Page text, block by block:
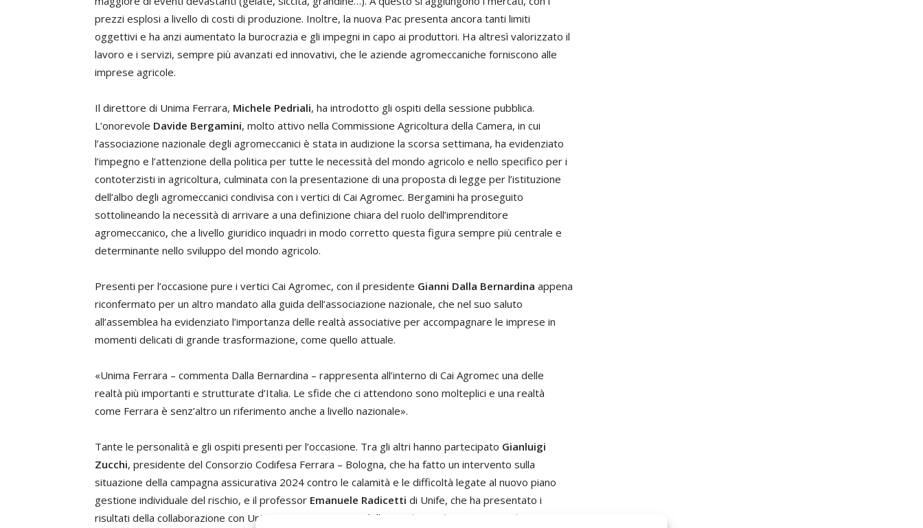
prezzi esplosi a livello di costi di produzione. Inoltre, la nuova Pac presenta ancora tanti limiti
oggettivi e ha anzi aumentato la burocrazia e gli impegni in capo ai produttori. Ha altresì valorizzato il
lavoro e i servizi, sempre più avanzati ed innovativi, che le aziende agromeccaniche forniscono alle
imprese agricole.
Il direttore di Unima Ferrara, Michele Pedriali, ha introdotto gli ospiti della sessione pubblica.
L’onorevole Davide Bergamini, molto attivo nella Commissione Agricoltura della Camera, in cui
l’associazione nazionale degli agromeccanici è stata in audizione la scorsa settimana, ha evidenziato
l’impegno e l’attenzione della politica per tutte le necessità del mondo agricolo e nello specifico per i
contoterzisti in agricoltura, culminata con la presentazione di una proposta di legge per l’istituzione
dell’albo degli agromeccanici condivisa con i vertici di Cai Agromec. Bergamini ha proseguito
sottolineando la necessità di arrivare a una definizione chiara del ruolo dell’imprenditore
agromeccanico, che a livello giuridico inquadri in modo corretto questa figura sempre più centrale e
determinante nello sviluppo del mondo agricolo.
Presenti per l’occasione pure i vertici Cai Agromec, con il presidente Gianni Dalla Bernardina appena
riconfermato per un altro mandato alla guida dell’associazione nazionale, che nel suo saluto
all’assemblea ha evidenziato l’importanza delle realtà associative per accompagnare le imprese in
momenti delicati di grande trasformazione, come quello attuale.
«Unima Ferrara – commenta Dalla Bernardina – rappresenta all’interno di Cai Agromec una delle
realtà più importanti e strutturate d’Italia. Le sfide che ci attendono sono molteplici e una realtà
come Ferrara è senz’altro un riferimento anche a livello nazionale».
Tante le personalità e gli ospiti presenti per l’occasione. Tra gli altri hanno partecipato Gianluigi
Zucchi, presidente del Consorzio Codifesa Ferrara – Bologna, che ha fatto un intervento sulla
situazione della campagna assicurativa 2024 contro le calamità e le difficoltà legate al nuovo piano
gestione individuale del rischio, e il professor Emanuele Radicetti di Unife, che ha presentato i
risultati della collaborazione con Unima Ferrara a seguito dell’accordo quadro presentato lo scorso